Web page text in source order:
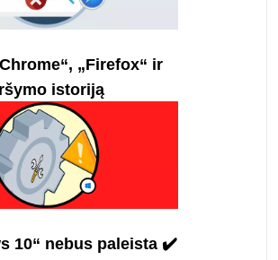
„Firefox“ ir
istoriją
10“ nebus paleista ✔️